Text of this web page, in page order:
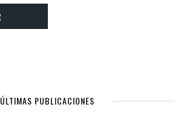
ÚLTIMAS PUBLICACIONES